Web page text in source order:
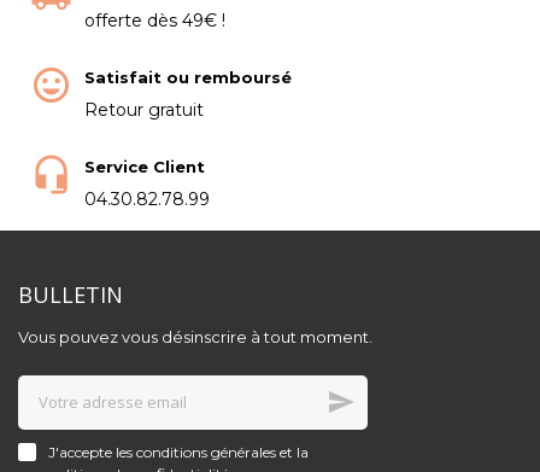
offerte dès 49€ !
Satisfait ou remboursé
Retour gratuit
Service Client
04.30.82.78.99
BULLETIN
Vous pouvez vous désinscrire à tout moment.
J'accepte les conditions générales et la